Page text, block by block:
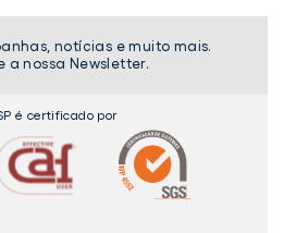
notícias e muito mais.
a nossa Newsletter.
é certificado por